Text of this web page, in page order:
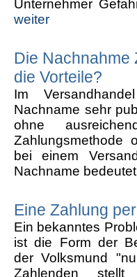
Unternehmer
weiter
Die Nachnahme
die Vorteile?
Im
Nachname sehr
ohne
Zahlungsmethode
bei einem
Nachname
Eine Zahlung
Ein bekanntes
ist die Form der
der Volksmund
Zahlenden